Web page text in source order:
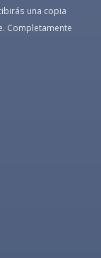
una copia
Completamente